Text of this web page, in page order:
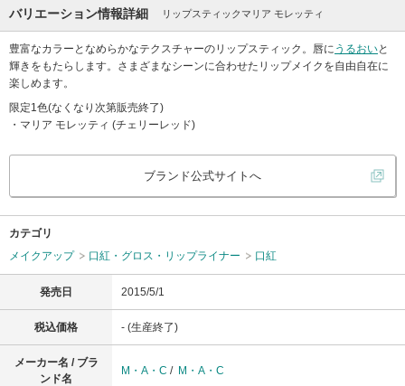
バリエーション情報詳細 リップスティックマリア モレッティ
豊富なカラーとなめらかなテクスチャーのリップスティック。唇に うるおいと
輝きをもたらします。さまざまなシーンに合わせたリップメイクを自由自在に
楽しめます。
限定1色(なくなり次第販売終了)
・マリア モレッティ (チェリーレッド)
ブランド公式サイトへ
カテゴリ
メイクアップ
口紅・グロス・リップライナー 口紅
発売日 2015/5/1
税込価格 - (生産終了)
メーカー名 / ブラ
ンド名
M・A・C / M・A・C